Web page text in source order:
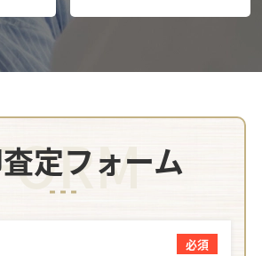
定フォーム
必須